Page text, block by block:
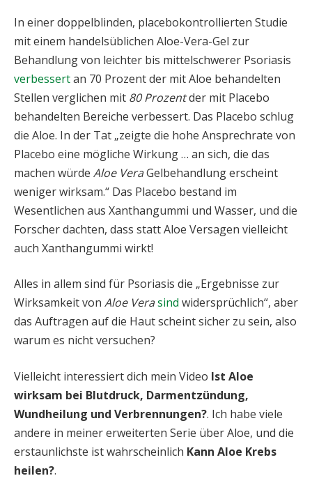
In einer doppelblinden, placebokontrollierten Studie
mit einem handelsüblichen Aloe-Vera-Gel zur
Behandlung von leichter bis mittelschwerer Psoriasis
verbessertan 70 Prozent der mit Aloe behandelten
Stellen verglichen mit 80 Prozentder mit Placebo
behandelten Bereiche verbessert. Das Placebo schlug
die Aloe. In der Tat „zeigte die hohe Ansprechrate von
Placebo eine mögliche Wirkung … an sich, die das
machen würde Aloe VeraGelbehandlung erscheint
weniger wirksam.“ Das Placebo bestand im
Wesentlichen aus Xanthangummi und Wasser, und die
Forscher dachten, dass statt Aloe Versagen vielleicht
auch Xanthangummi wirkt!
Alles in allem sind für Psoriasis die „Ergebnisse zur
Wirksamkeit von Aloe Verasind widersprüchlich“, aber
das Auftragen auf die Haut scheint sicher zu sein, also
warum es nicht versuchen?
Vielleicht interessiert dich mein Video Ist Aloe
wirksam bei Blutdruck, Darmentzündung,
Wundheilung und Verbrennungen?. Ich habe viele
andere in meiner erweiterten Serie über Aloe, und die
erstaunlichste ist wahrscheinlich Kann Aloe Krebs
heilen?.